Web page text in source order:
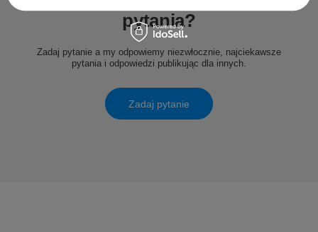
pytania?
Zadaj pytanie a my odpowiemy niezwłocznie, najciekawsze
pytania i odpowiedzi publikując dla innych.
Zadaj pytanie